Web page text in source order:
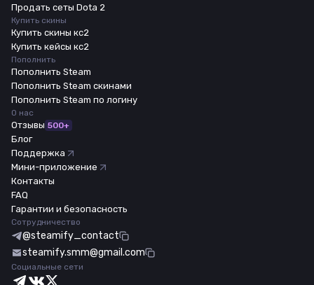
Продать сеты Dota 2
Купить скины
Купить скины кс2
Купить кейсы кс2
Пополнить
Пополнить Steam
Пополнить Steam скинами
Пополнить Steam по логину
О нас
Отзывы 500+
Блог
Поддержка
Мини-приложение
Контакты
FAQ
Гарантии и безопасность
Сотрудничество
@steamify_contact
steamify.smm@gmail.com
Социальные сети